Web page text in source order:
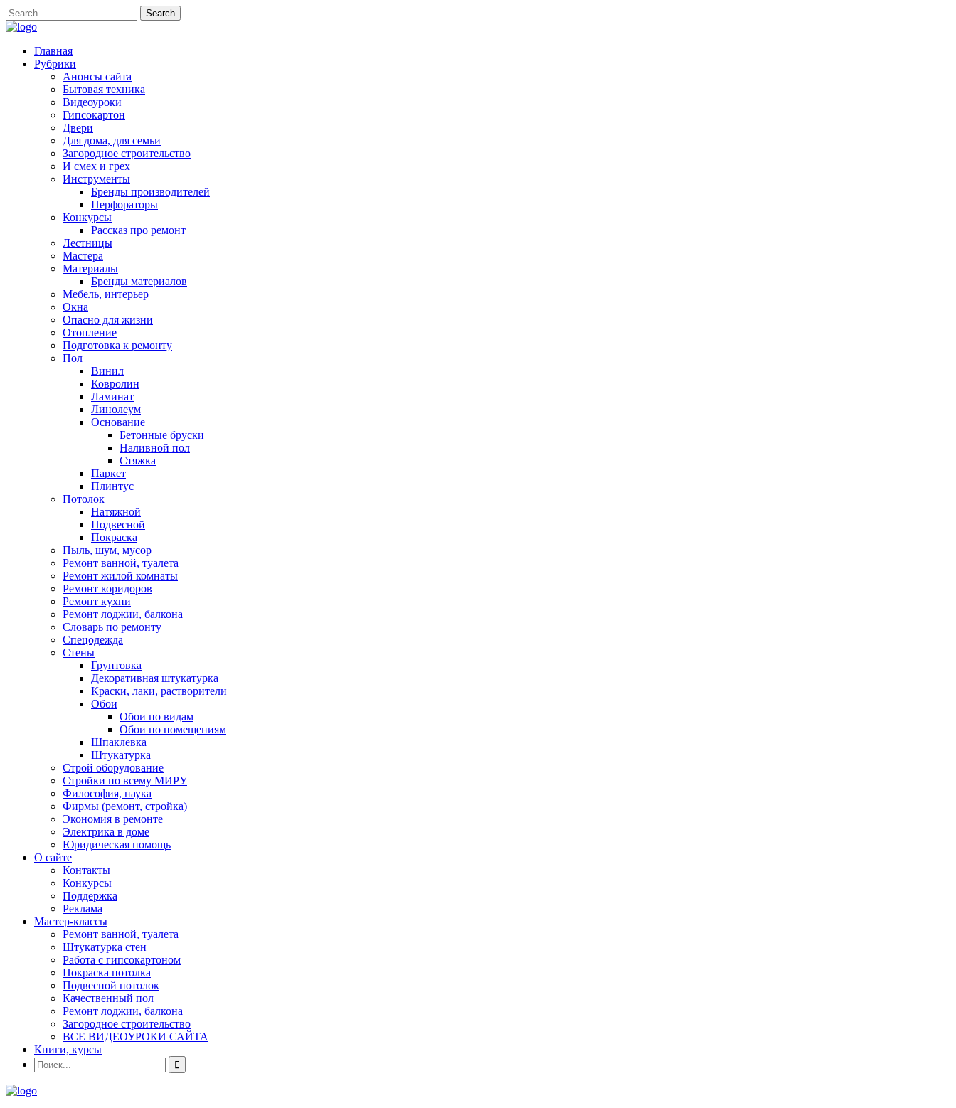
Главная
Рубрики
Анонсы сайта
Бытовая техника
Видеоуроки
Гипсокартон
Двери
Для дома, для семьи
Загородное строительство
И смех и грех
Инструменты
Бренды производителей
Перфораторы
Конкурсы
Рассказ про ремонт
Лестницы
Мастера
Материалы
Бренды материалов
Мебель, интерьер
Окна
Опасно для жизни
Отопление
Подготовка к ремонту
Пол
Винил
Ковролин
Ламинат
Линолеум
Основание
Бетонные бруски
Наливной пол
Стяжка
Паркет
Плинтус
Потолок
Натяжной
Подвесной
Покраска
Пыль, шум, мусор
Ремонт ванной, туалета
Ремонт жилой комнаты
Ремонт коридоров
Ремонт кухни
Ремонт лоджии, балкона
Словарь по ремонту
Спецодежда
Стены
Грунтовка
Декоративная штукатурка
Краски, лаки, растворители
Обои
Обои по видам
Обои по помещениям
Шпаклевка
Штукатурка
Строй оборудование
Стройки по всему МИРУ
Философия, наука
Фирмы (ремонт, стройка)
Экономия в ремонте
Электрика в доме
Юридическая помощь
О сайте
Контакты
Конкурсы
Поддержка
Реклама
Мастер-классы
Ремонт ванной, туалета
Штукатурка стен
Работа с гипсокартоном
Покраска потолка
Подвесной потолок
Качественный пол
Ремонт лоджии, балкона
Загородное строительство
ВСЕ ВИДЕОУРОКИ САЙТА
Книги, курсы